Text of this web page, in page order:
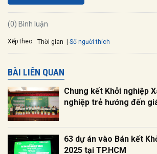
(0) Bình luận
Xếp theo: Thời gian Số người thích
BÀI LIÊN QUAN
Chung kết Khởi nghiệp
nghiệp trẻ hướng đến
63 dự án vào Bán kết
2025 tại TP.HCM